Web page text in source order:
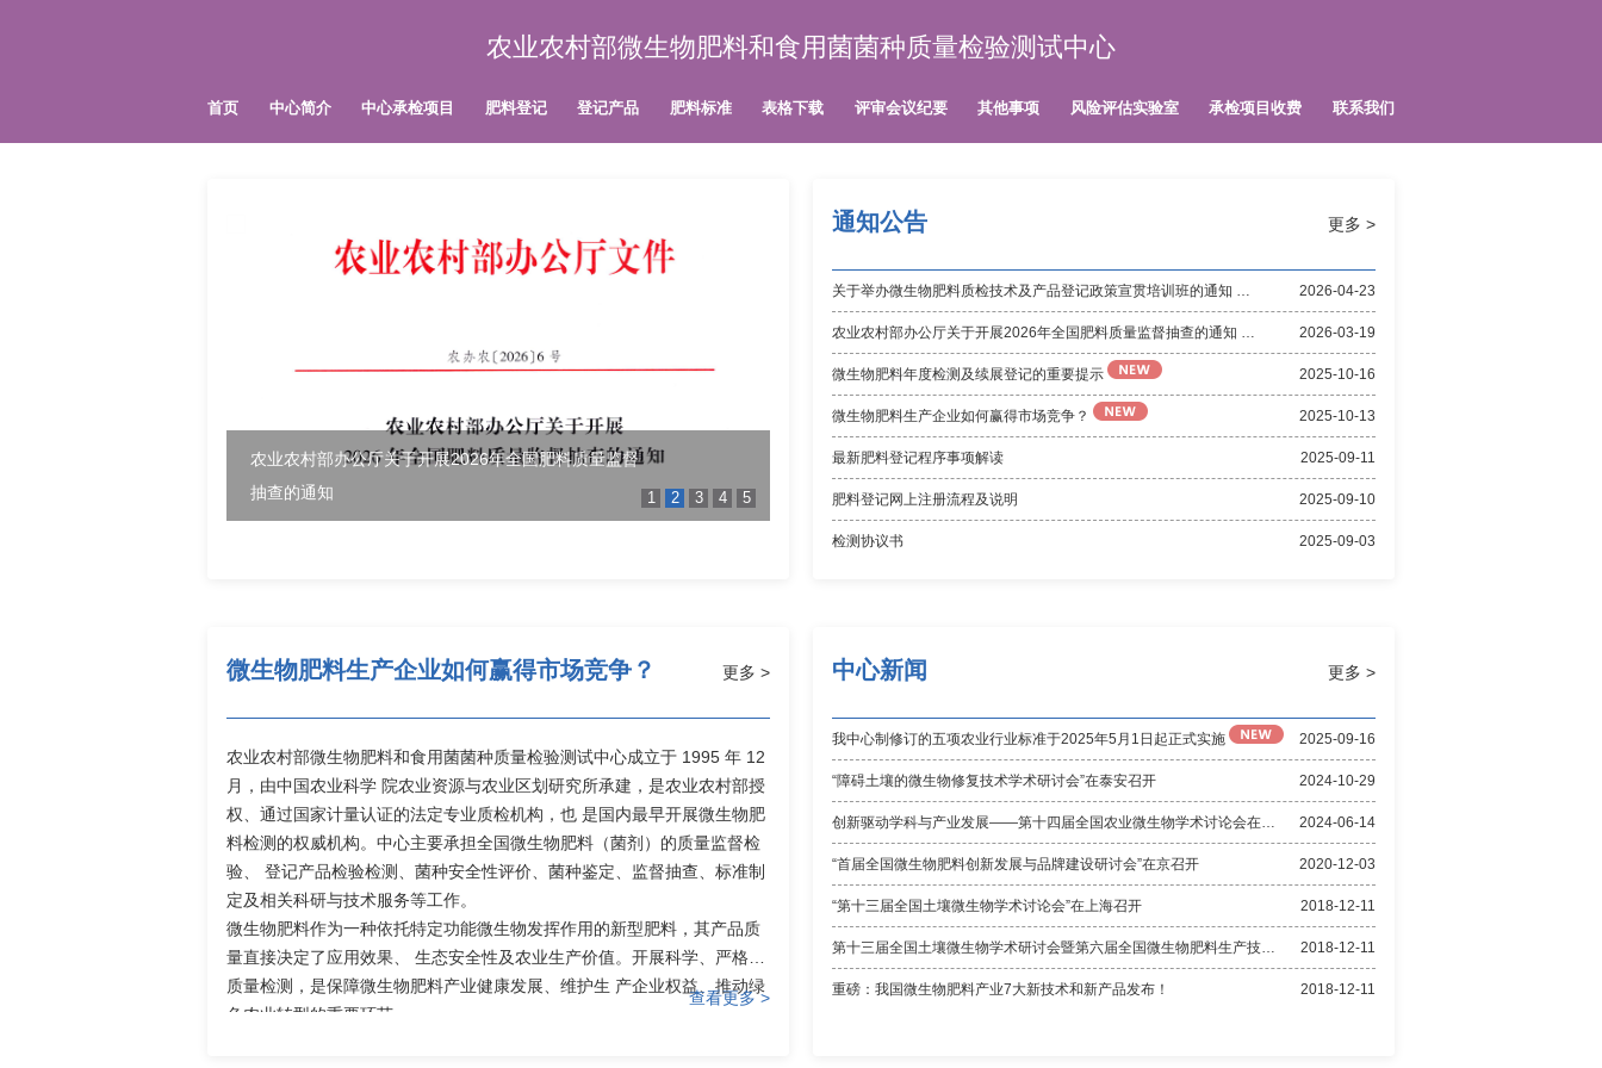
农业农村部微生物肥料和食用菌菌种质量检验测试中心
首页 中心简介 中心承检项目 肥料登记 登记产品 肥料标准 表格下载 评审会议纪要 其他事项 风险评估实验室 承检项目收费 联系我们
农业农村部办公厅关于开展2026年全国肥料质量监督
抽查的通知
1 2 3 4 5
更多 >
通知公告
2026-04-23
关于举办微生物肥料质检技术及产品登记政策宣贯培训班的通知
2026-03-19
农业农村部办公厅关于开展2026年全国肥料质量监督抽查的通知
2025-10-16
微生物肥料年度检测及续展登记的重要提示
2025-10-13
微生物肥料生产企业如何赢得市场竞争？
2025-09-11
最新肥料登记程序事项解读
2025-09-10
肥料登记网上注册流程及说明
2025-09-03
检测协议书
更多 >
微生物肥料生产企业如何赢得市场竞争？
农业农村部微生物肥料和食用菌菌种质量检验测试中心成立于 1995 年 12
月，由中国农业科学 院农业资源与农业区划研究所承建，是农业农村部授
权、通过国家计量认证的法定专业质检机构，也 是国内最早开展微生物肥
料检测的权威机构。中心主要承担全国微生物肥料（菌剂）的质量监督检
验、 登记产品检验检测、菌种安全性评价、菌种鉴定、监督抽查、标准制
定及相关科研与技术服务等工作。
微生物肥料作为一种依托特定功能微生物发挥作用的新型肥料，其产品质
量直接决定了应用效果、 生态安全性及农业生产价值。开展科学、严格的
质量检测，是保障微生物肥料产业健康发展、维护生 产企业权益、推动绿
色农业转型的重要环节。
查看更多 >
更多 >
中心新闻
2025-09-16
我中心制修订的五项农业行业标准于2025年5月1日起正式实施
2024-10-29
“障碍土壤的微生物修复技术学术研讨会”在泰安召开
2024-06-14
创新驱动学科与产业发展——第十四届全国农业微生物学术讨论会在广州召开
2020-12-03
“首届全国微生物肥料创新发展与品牌建设研讨会”在京召开
2018-12-11
“第十三届全国土壤微生物学术讨论会”在上海召开
2018-12-11
第十三届全国土壤微生物学术研讨会暨第六届全国微生物肥料生产技术研讨会相册
2018-12-11
重磅：我国微生物肥料产业7大新技术和新产品发布！